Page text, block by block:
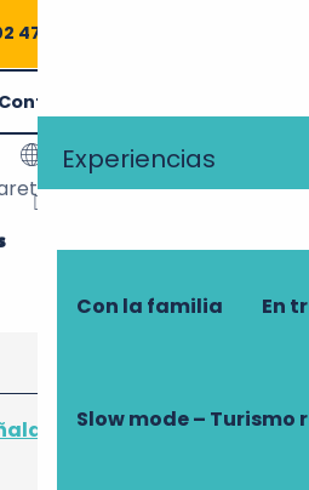
Experiencias
Con la familia En
Slow mode – Turismo
47 44 06
Contáctenos
ovation.com
un error